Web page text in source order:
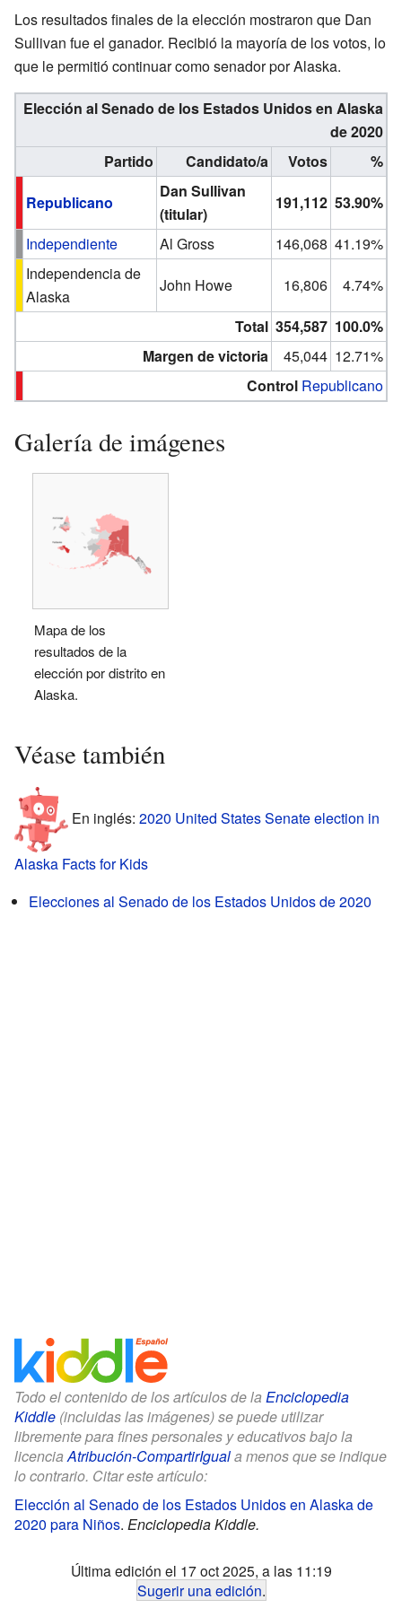
Los resultados finales de la elección mostraron que Dan
Sullivan fue el ganador. Recibió la mayoría de los votos, lo
que le permitió continuar como senador por Alaska.
Elección al Senado de los Estados Unidos en Alaska
de 2020
Partido
Candidato/a Votos
%
Republicano
Dan Sullivan
(titular)
191,112 53.90%
Independiente
Al Gross 146,068 41.19%
Independencia de
Alaska
John Howe 16,806
4.74%
Total 354,587 100.0%
Margen de victoria
45,044 12.71%
Control Republicano
Galería de imágenes
Mapa de los
resultados de la
elección por distrito en
Alaska.
Véase también
En inglés: 2020 United States Senate election in
Alaska Facts for Kids
Elecciones al Senado de los Estados Unidos de 2020
Todo el contenido de los artículos de la Enciclopedia
Kiddle (incluidas las imágenes) se puede utilizar
libremente para fines personales y educativos bajo la
licenciaAtribución-CompartirIguala menos que se indique
lo contrario. Citar este artículo:
Elección al Senado de los Estados Unidos en Alaska de
2020 para Niños. Enciclopedia Kiddle.
Última edición el 17 oct 2025, a las 11:19
Sugerir una edición.